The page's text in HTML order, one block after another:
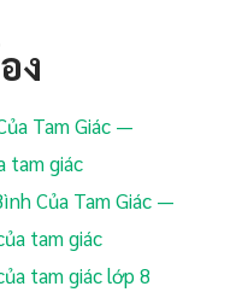
ง
Tam Giác —
tam giác
Của Tam Giác —
tam giác
tam giác lớp 8